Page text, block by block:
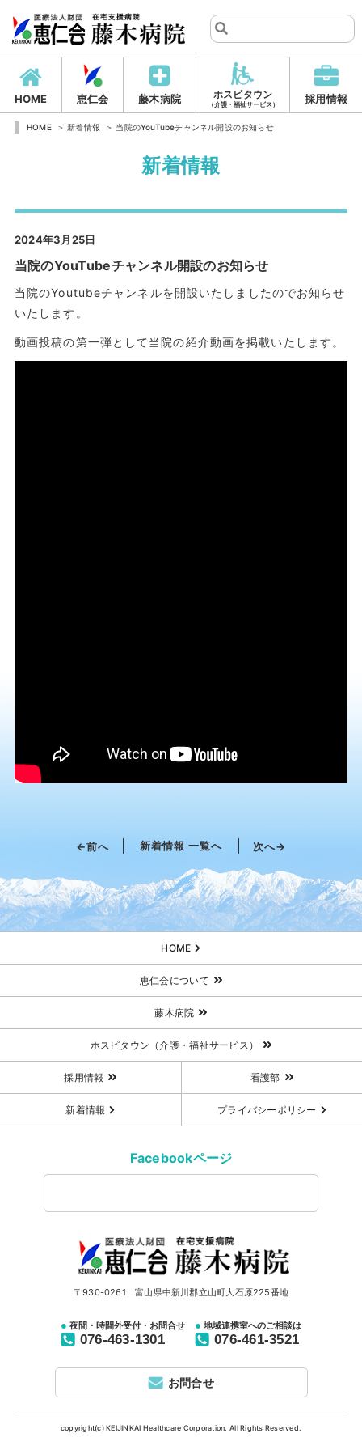
HOME 恵仁会 藤木病院 ホスピタウン
（介護・福祉サービス） 採用情報
HOME 新着情報 当院のYouTubeチャンネル開設のお知らせ
新着情報
2024年3月25日
当院のYouTubeチャンネル開設のお知らせ
当院のYoutubeチャンネルを開設いたしましたのでお知らせ
いたします。
動画投稿の第一弾として当院の紹介動画を掲載いたします。
←前へ 新着情報 一覧へ 次へ→
HOME
恵仁会について
藤木病院
ホスピタウン（介護・福祉サービス）
採用情報 看護部
新着情報 プライバシーポリシー
Facebookページ
〒930-0261 富山県中新川郡立山町大石原225番地
夜間・時間外受付・お問合せ
076-463-1301
地域連携室へのご相談は
076-461-3521
お問合せ
copyright(c) KEIJINKAI Healthcare Corporation. All Rights Reserved.